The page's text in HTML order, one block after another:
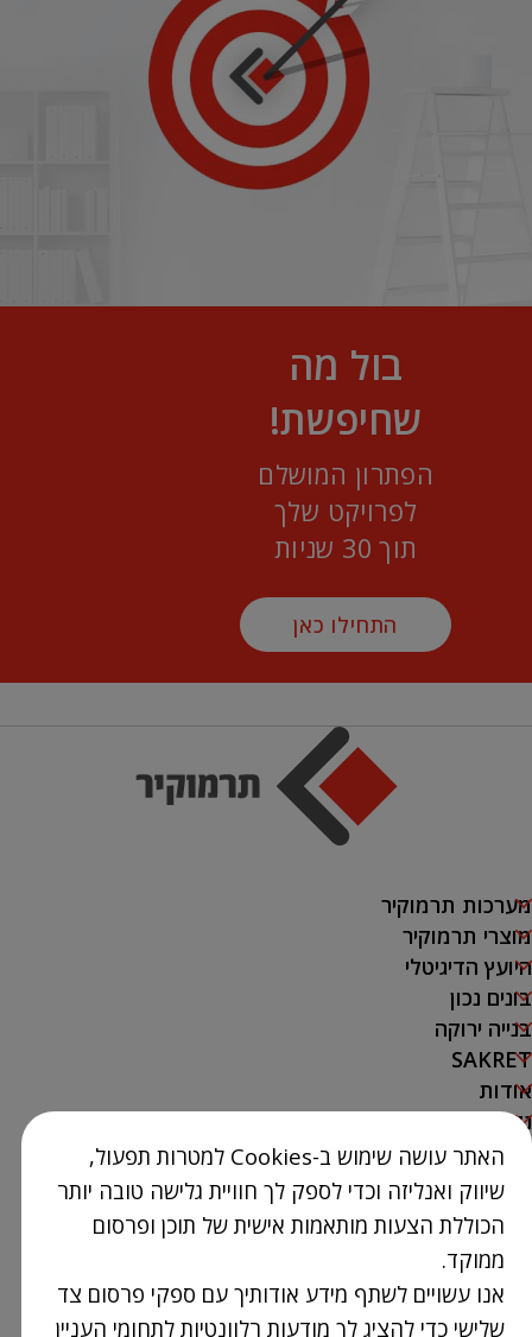
בול מה
שחיפשת!
הפתרון המושלם
לפרויקט שלך
תוך 30 שניות
התחילו כאן
מערכות תרמוקיר
מוצרי תרמוקיר
היועץ הדיגיטלי
בונים נכון
בנייה ירוקה
SAKRET
אודות
נק' מכירה
צור קשר
03-9386300
info@Termokir.co.il
קיבוץ חורשים
האתר עושה שימוש ב-Cookies למטרות תפעול,
שיווק ואנליזה וכדי לספק לך חוויית גלישה טובה יותר
הכוללת הצעות מותאמות אישית של תוכן ופרסום
ממוקד.
אנו עשויים לשתף מידע אודותיך עם ספקי פרסום צד
שלישי כדי להציג לך מודעות רלוונטיות לתחומי העניין